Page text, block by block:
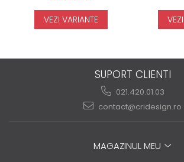
VEZI VARIANTE
SUPORT CLIENTI
021.420.01.03
contact@cridesign.ro
MAGAZINUL MEU